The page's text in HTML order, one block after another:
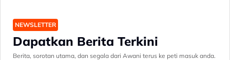
NEWSLETTER
Dapatkan Berita Terkini
Berita, sorotan utama, dan segala dari Awani terus ke peti masuk anda.